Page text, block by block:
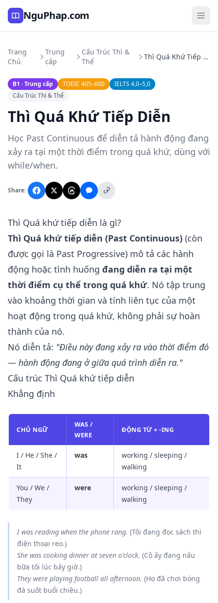
NguPhap.com
Trang
Chủ
Trung
cấp
Cấu Trúc Thì &
Thể
Thì Quá Khứ Tiếp Diễn
B1 · Trung cấp TOEIC 405–600
IELTS 4,0–5,0
Cấu Trúc Thì & Thể
Thì Quá Khứ Tiếp Diễn
Học Past Continuous để diễn tả hành động đang
xảy ra tại một thời điểm trong quá khứ, dùng với
while/when.
Share:
Thì Quá khứ tiếp diễn là gì?
Thì Quá khứ tiếp diễn (Past Continuous) (còn
được gọi là Past Progressive) mô tả các hành
động hoặc tình huống đang diễn ra tại một
thời điểm cụ thể trong quá khứ. Nó tập trung
vào khoảng thời gian và tính liên tục của một
hoạt động trong quá khứ, không phải sự hoàn
thành của nó.
Nó diễn tả: "Điều này đang xảy ra vào thời điểm đó
— hành động đang ở giữa quá trình diễn ra."
Cấu trúc Thì Quá khứ tiếp diễn
Khẳng định
CHỦ NGỮ
WAS /
WERE
ĐỘNG TỪ + -ING
I / He / She /
It
was
working / sleeping /
walking
You / We /
They
were
working / sleeping /
walking
Iwas reading when the phone rang. (Tôi đang đọc sách thì
điện thoại reo.)
She was cooking dinner at seven o'clock. (Cô ấy đang nấu
bữa tối lúc bảy giờ.)
They were playing football all afternoon. (Họ đã chơi bóng
đá suốt buổi chiều.)